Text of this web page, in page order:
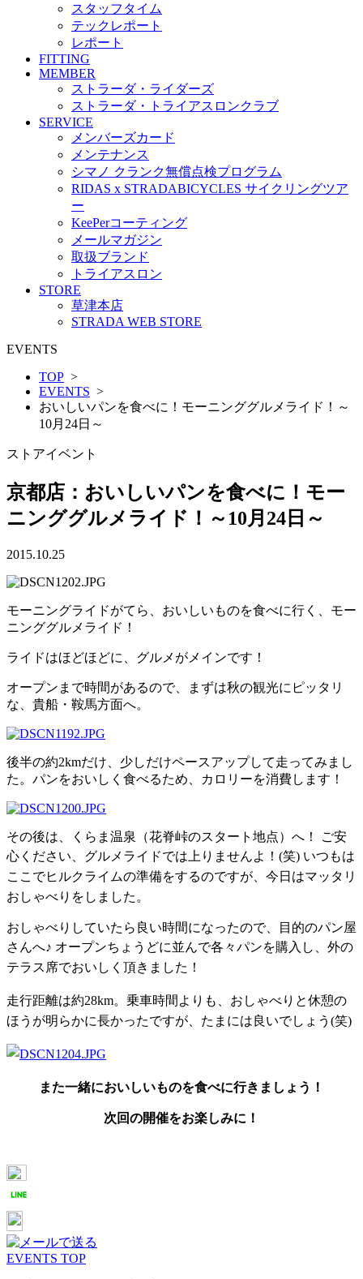
スタッフタイム
テックレポート
レポート
FITTING
MEMBER
ストラーダ・ライダーズ
ストラーダ・トライアスロンクラブ
SERVICE
メンバーズカード
メンテナンス
シマノ クランク無償点検プログラム
RIDAS x STRADABICYCLES サイクリングツア
ー
KeePerコーティング
メールマガジン
取扱ブランド
トライアスロン
STORE
草津本店
STRADA WEB STORE
EVENTS
TOP >
EVENTS >
おいしいパンを食べに！モーニンググルメライド！～
10月24日～
ストアイベント
京都店：おいしいパンを食べに！モー
ニンググルメライド！～10月24日～
2015.10.25
モーニングライドがてら、おいしいものを食べに行く、モー
ニンググルメライド！
ライドはほどほどに、グルメがメインです！
オープンまで時間があるので、まずは秋の観光にピッタリ
な、貴船・鞍馬方面へ。
後半の約2kmだけ、少しだけペースアップして走ってみまし
た。パンをおいしく食べるため、カロリーを消費します！
その後は、くらま温泉（花脊峠のスタート地点）へ！ ご安
心ください、グルメライドでは上りませんよ！(笑) いつもは
ここでヒルクライムの準備をするのですが、今日はマッタリ
おしゃべりをしました。
おしゃべりしていたら良い時間になったので、目的のパン屋
さんへ♪ オープンちょうどに並んで各々パンを購入し、外の
テラス席でおいしく頂きました！
走行距離は約28km。乗車時間よりも、おしゃべりと休憩の
ほうが明らかに長かったですが、たまには良いでしょう(笑)
また一緒においしいものを食べに行きましょう！
次回の開催をお楽しみに！
EVENTS TOP